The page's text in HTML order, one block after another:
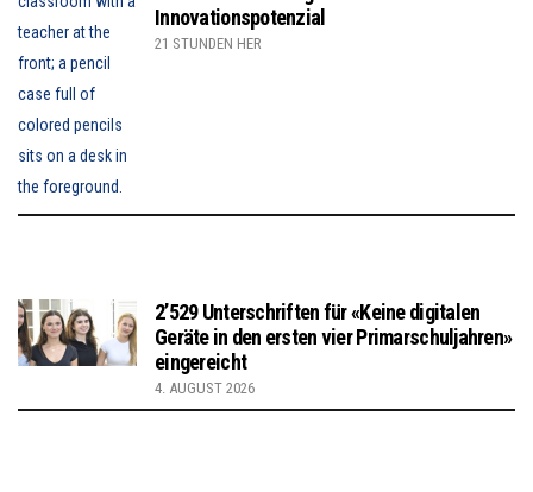
Innovationspotenzial
21 STUNDEN HER
2’529 Unterschriften für «Keine digitalen
Geräte in den ersten vier Primarschuljahren»
eingereicht
4. AUGUST 2026